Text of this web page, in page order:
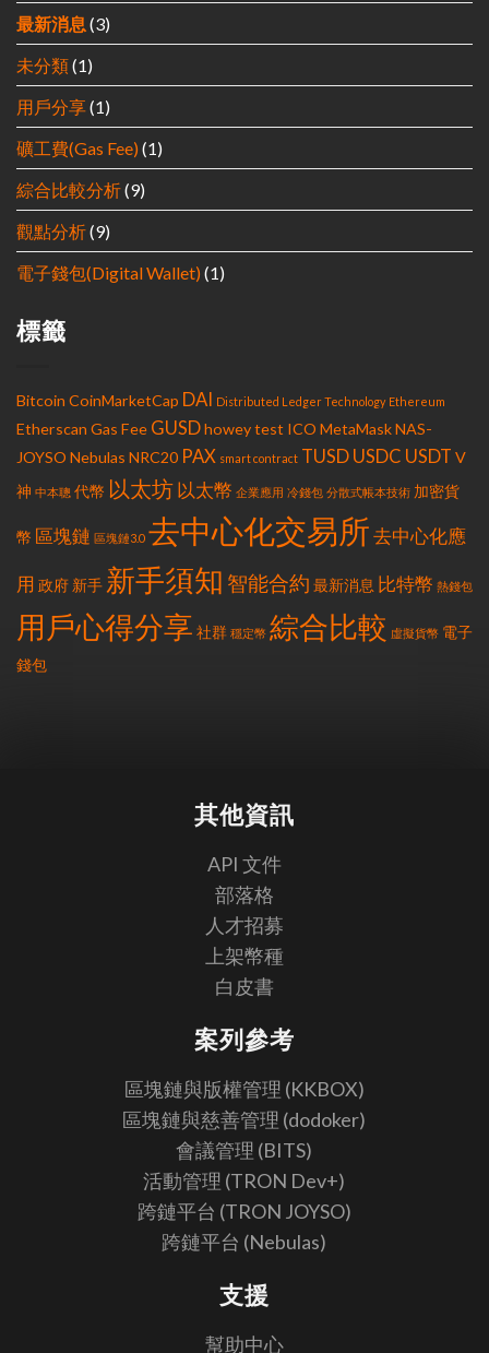
最新消息 (3)
未分類(1)
用戶分享(1)
礦工費(Gas Fee) (1)
綜合比較分析(9)
觀點分析(9)
電子錢包(Digital Wallet) (1)
標籤
Bitcoin CoinMarketCap DAI Distributed Ledger Technology Ethereum
Etherscan Gas Fee GUSDhowey test ICO MetaMaskNAS-
JOYSO Nebulas NRC20 PAX smart contract TUSD USDC USDT V
神 中本聰 代幣 以太坊 以太幣 企業應用 冷錢包 分散式帳本技術 加密貨
幣 區塊鏈 區塊鏈3.0 去中心化交易所 去中心化應
用 政府 新手 新手須知 智能合約 最新消息 比特幣 熱錢包
用戶心得分享 社群 穩定幣 綜合比較 虛擬貨幣 電子
錢包
其他資訊
API 文件
部落格
人才招募
上架幣種
白皮書
案列參考
區塊鏈與版權管理 (KKBOX)
區塊鏈與慈善管理 (dodoker)
會議管理 (BITS)
活動管理 (TRON Dev+)
跨鏈平台 (TRON JOYSO)
跨鏈平台 (Nebulas)
支援
幫助中心